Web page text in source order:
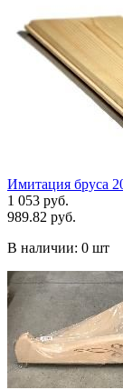
Имитация бруса
1 053 руб.
989.82 руб.
В наличии: 0 шт